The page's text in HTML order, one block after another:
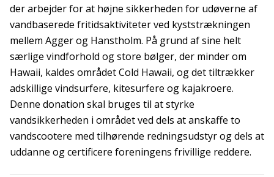
der arbejder for at højne sikkerheden for udøverne af
vandbaserede fritidsaktiviteter ved kyststrækningen
mellem Agger og Hanstholm. På grund af sine helt
særlige vindforhold og store bølger, der minder om
Hawaii, kaldes området Cold Hawaii, og det tiltrækker
adskillige vindsurfere, kitesurfere og kajakroere.
Denne donation skal bruges til at styrke
vandsikkerheden i området ved dels at anskaffe to
vandscootere med tilhørende redningsudstyr og dels at
uddanne og certificere foreningens frivillige reddere.
Tilmeld nyhedsbrev
De seneste nyheder om TrygFondens og TryghedsGruppens
aktiviteter direkte i din indbakke.
Tilmeld